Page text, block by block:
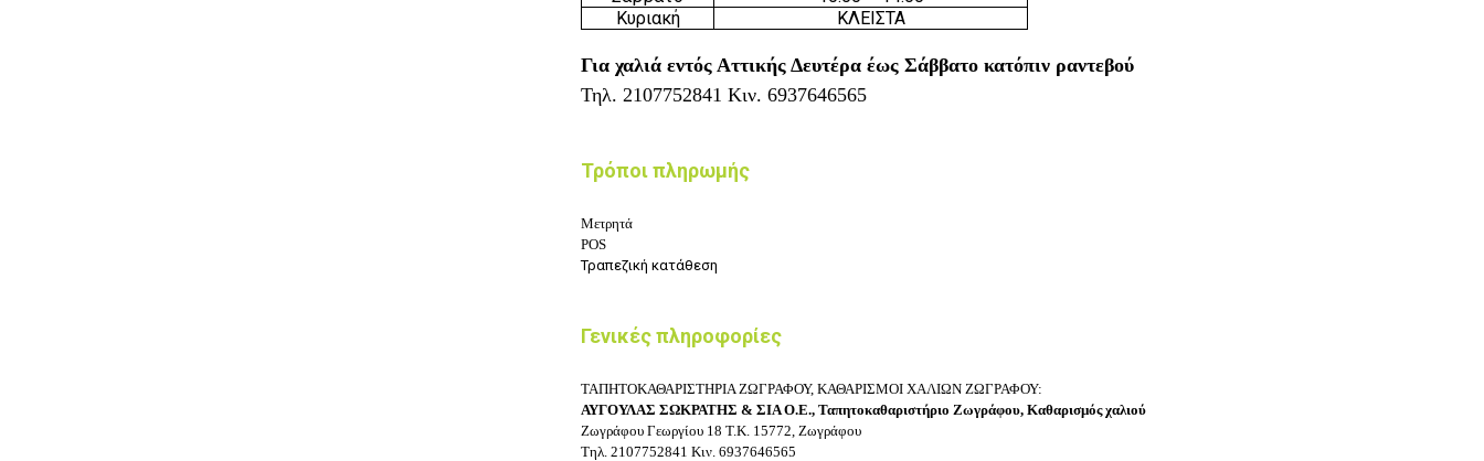
Κυριακή
ΚΛΕΙΣΤΑ
Για χαλιά εντός Αττικής Δευτέρα έως Σάββατο κατόπιν ραντεβού
Τηλ. 2107752841 Κιν. 6937646565
Τρόποι πληρωμής
Μετρητά
POS
Τραπεζική κατάθεση
Γενικές πληροφορίες
ΤΑΠΗΤΟΚΑΘΑΡΙΣΤΗΡΙΑ ΖΩΓΡΑΦΟΥ, ΚΑΘΑΡΙΣΜΟΙ ΧΑΛΙΩΝ ΖΩΓΡΑΦΟΥ:
ΑΥΓΟΥΛΑΣ ΣΩΚΡΑΤΗΣ & ΣΙΑ Ο.Ε., Ταπητοκαθαριστήριο Ζωγράφου, Καθαρισμός χαλιού
Ζωγράφου Γεωργίου 18 Τ.Κ. 15772, Ζωγράφου
Τηλ. 2107752841 Κιν. 6937646565